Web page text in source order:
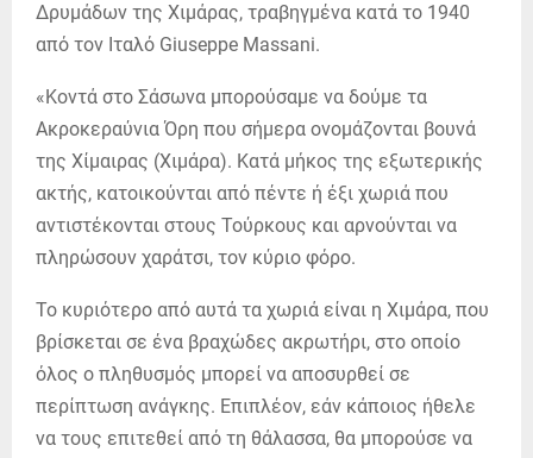
Δρυμάδων της Χιμάρας, τραβηγμένα κατά το 1940
από τον Ιταλό Giuseppe Massani.
«Κοντά στο Σάσωνα μπορούσαμε να δούμε τα
Ακροκεραύνια Όρη που σήμερα ονομάζονται βουνά
της Χίμαιρας (Χιμάρα). Κατά μήκος της εξωτερικής
ακτής, κατοικούνται από πέντε ή έξι χωριά που
αντιστέκονται στους Τούρκους και αρνούνται να
πληρώσουν χαράτσι, τον κύριο φόρο.
Το κυριότερο από αυτά τα χωριά είναι η Χιμάρα, που
βρίσκεται σε ένα βραχώδες ακρωτήρι, στο οποίο
όλος ο πληθυσμός μπορεί να αποσυρθεί σε
περίπτωση ανάγκης. Επιπλέον, εάν κάποιος ήθελε
να τους επιτεθεί από τη θάλασσα, θα μπορούσε να